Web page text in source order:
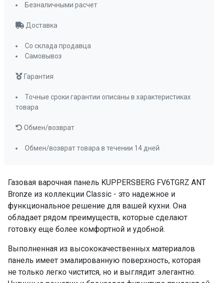
Мощность конфорок, кВт: передняя правая
1 кВт
1,75 кВт
Мощность конфорок, кВт: задняя правая
Подставка WOK
ПРОМО Скидка
=47979.00
Газовая варочная панель KUPPERSBERG FV6TGRZ ANT
Bronze из коллекции Classic - это надежное и
функциональное решение для вашей кухни. Она
обладает рядом преимуществ, которые сделают
готовку еще более комфортной и удобной.
Выполненная из высококачественных материалов
панель имеет эмалированную поверхность, которая
не только легко чистится, но и выглядит элегантно.
Безналичными расчет
Доставка
Со склада продавца
Самовывоз
Гарантия
Точные сроки гарантии описаны в характеристиках
товара
Обмен/возврат
Обмен/возврат товара в течении 14 дней